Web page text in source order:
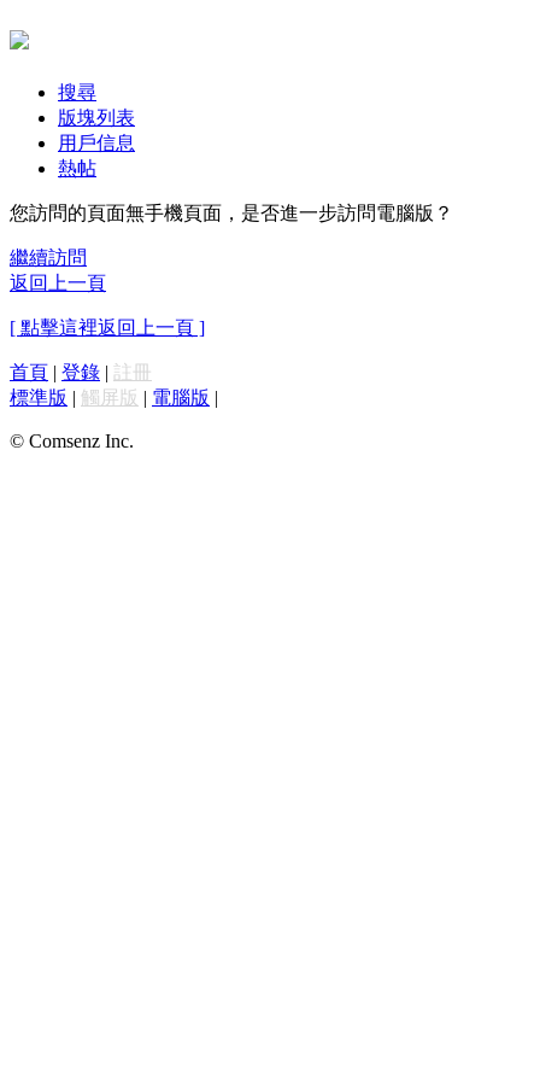
搜尋
版塊列表
用戶信息
熱帖
您訪問的頁面無手機頁面，是否進一步訪問電腦版？
繼續訪問
返回上一頁
[ 點擊這裡返回上一頁 ]
首頁 | 登錄 | 註冊
標準版 | 觸屏版 | 電腦版 |
© Comsenz Inc.